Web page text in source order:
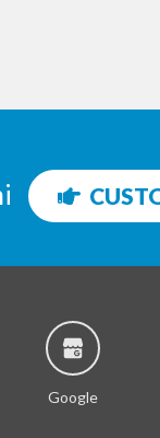
Google